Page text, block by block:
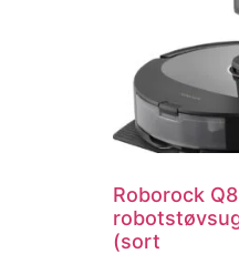
Roborock
(sort